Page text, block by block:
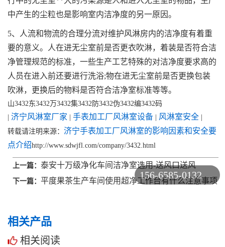
中产生的尘粒也是影响室内洁净度的另一原因。
5、人流和物流的合理分流对维护风淋房内的洁净度有着重
要的意义。人在进无尘室前是否更衣吹淋，着装是否符合洁
净管理规范的标准，一些生产工艺特殊的对洁净度要求高的
人员在进入前还要进行洗浴;物在进无尘室前是否更换包装
吹淋，更换后的物料是否符合洁净室标准等等。
山3432东3432万3432集3432防3432伪3432编3432码
济宁风淋室厂家 手表加工厂风淋室设备 风淋室安全
转载请注明来源： 济宁手表加工厂风淋室的影响因素和安全要
点介绍http://www.sdwjfl.com/company/3432.html
上一篇： 泰安十万级净化车间洁净室选用-送风口送风
下一篇： 平度果茶生产车间使用超净工作台有什么注意事项
相关产品
相关阅读
156-6585-0132